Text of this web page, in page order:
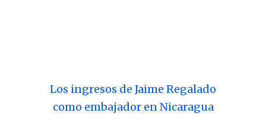
Los ingresos de Jaime Regalado
como embajador en Nicaragua